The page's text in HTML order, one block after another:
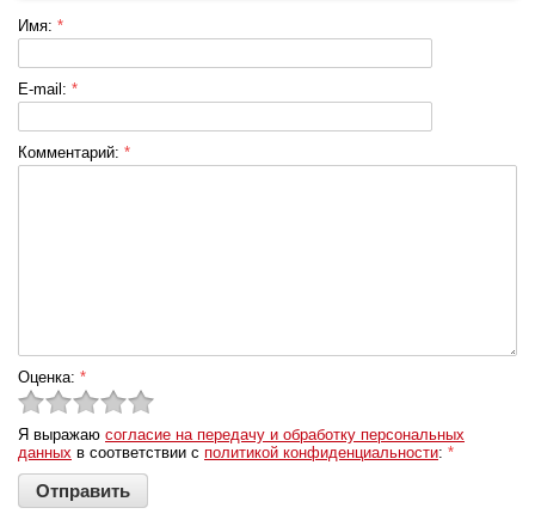
Имя: *
E-mail: *
Комментарий: *
Оценка: *
Я выражаю согласие на передачу и обработку персональных
данных в соответствии с политикой конфиденциальности: *